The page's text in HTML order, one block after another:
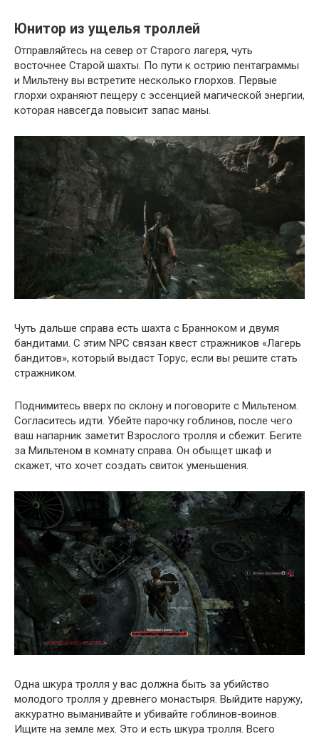
Юнитор из ущелья троллей
Отправляйтесь на север от Старого лагеря, чуть
восточнее Старой шахты. По пути к острию пентаграммы
и Мильтену вы встретите несколько глорхов. Первые
глорхи охраняют пещеру с эссенцией магической энергии,
которая навсегда повысит запас маны.
Чуть дальше справа есть шахта с Бранноком и двумя
бандитами. С этим NPC связан квест стражников «Лагерь
бандитов», который выдаст Торус, если вы решите стать
стражником.
Поднимитесь вверх по склону и поговорите с Мильтеном.
Согласитесь идти. Убейте парочку гоблинов, после чего
ваш напарник заметит Взрослого тролля и сбежит. Бегите
за Мильтеном в комнату справа. Он обыщет шкаф и
скажет, что хочет создать свиток уменьшения.
Одна шкура тролля у вас должна быть за убийство
молодого тролля у древнего монастыря. Выйдите наружу,
аккуратно выманивайте и убивайте гоблинов-воинов.
Ищите на земле мех. Это и есть шкура тролля. Всего